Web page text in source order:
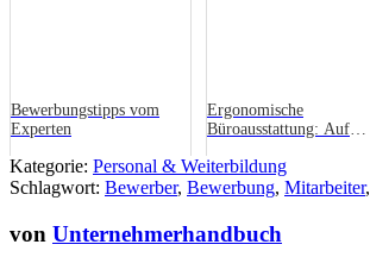
Bewerbungstipps vom
Experten
Ergonomische
Büroausstattung: Auf
keinen Kredit!
Kategorie: Personal & Weiterbildung
Schlagwort: Bewerber, Bewerbung, Mitarbeiter,
von Unternehmerhandbuch